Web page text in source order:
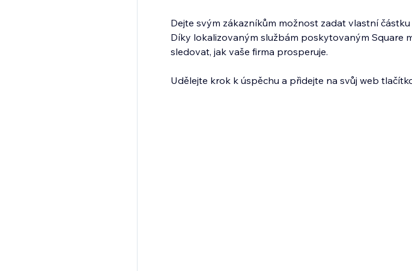
Dejte svým zákazníkům možnost zadat vlastní
Díky lokalizovaným službám poskytovaným Square
sledovat, jak vaše firma prosperuje.
Udělejte krok k úspěchu a přidejte na svůj web